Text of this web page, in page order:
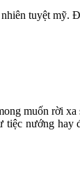
tuyệt mỹ.
muốn rời
tiệc nướng